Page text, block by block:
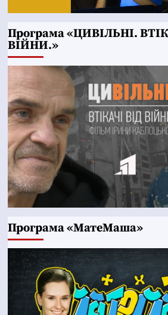
Програма «ЦИВІЛЬНІ.
ВІЙНИ.»
Програма «МатеМаша»